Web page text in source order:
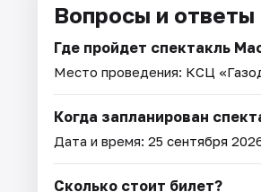
Вопросы и ответы
Где пройдет спектакль
Место проведения: КСЦ
Когда запланирован
Дата и время: 25 сентября
Сколько стоит билет?